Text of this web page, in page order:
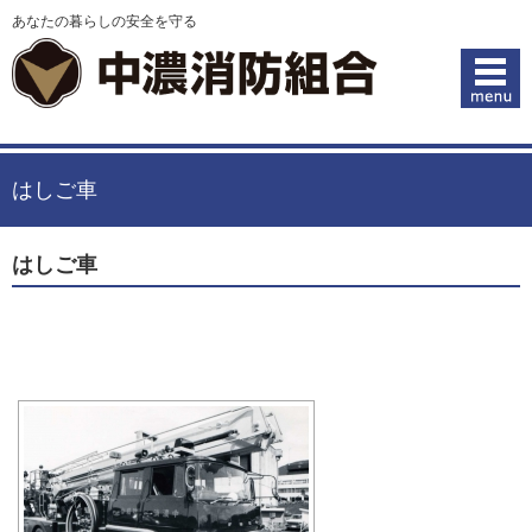
あなたの暮らしの安全を守る
はしご車
はしご車